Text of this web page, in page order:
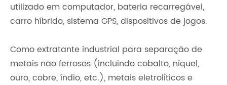
utilizado em computador, bateria recarregável,
carro híbrido, sistema GPS, dispositivos de jogos.
Como extratante industrial para separação de
metais não ferrosos (incluindo cobalto, níquel,
ouro, cobre, índio, etc.), metais eletrolíticos e